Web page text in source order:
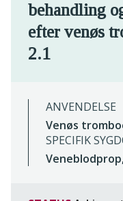
behandling
efter venøs
2.1
ANVENDELSE
Venøs
SPECIFIK